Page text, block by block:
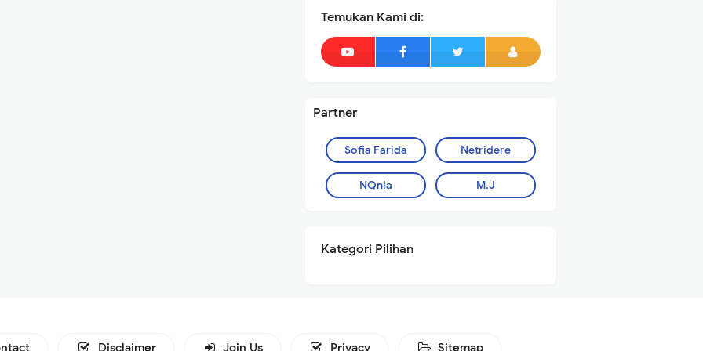
Temukan Kami di:
Partner
Sofia Farida Netridere
NQnia M.J
Kategori Pilihan